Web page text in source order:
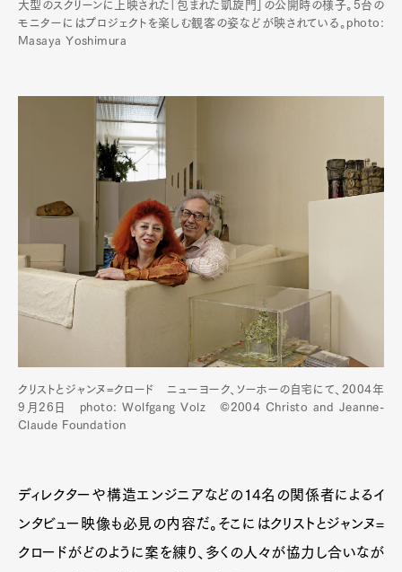
大型のスクリーンに上映された「包まれた凱旋門」の公開時の様子。5台の
モニターにはプロジェクトを楽しむ観客の姿などが映されている。photo:
Masaya Yoshimura
クリストとジャンヌ=クロード ニューヨーク、ソーホーの自宅にて、2004年
9月26日 photo: Wolfgang Volz ©2004 Christo and Jeanne-
Claude Foundation
ディレクターや構造エンジニアなどの14名の関係者によるイ
ンタビュー映像も必見の内容だ。そこにはクリストとジャンヌ=
クロードがどのように案を練り、多くの人々が協力し合いなが